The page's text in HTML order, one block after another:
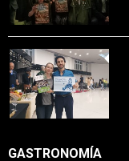
GASTRONOMÍA